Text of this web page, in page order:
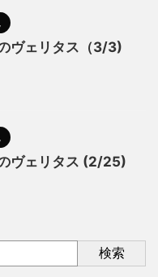
ヴェリタス（3/3)
ヴェリタス (2/25)
検索